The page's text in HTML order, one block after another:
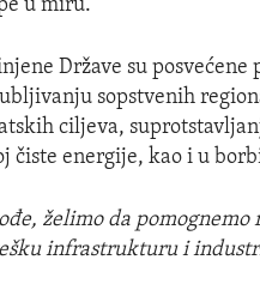
u miru.
Države su
sopstvenih
ciljeva,
čiste energije, kao i u
želimo da
infrastrukturu i